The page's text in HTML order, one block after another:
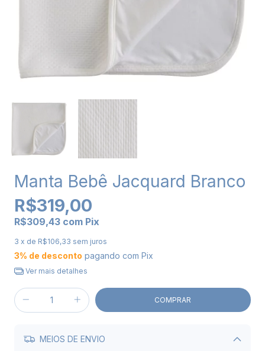
Manta Bebê Jacquard Branco
R$319,00
R$309,43 com Pix
3 x de R$106,33 sem juros
3% de desconto pagando com Pix
Ver mais detalhes
MEIOS DE ENVIO